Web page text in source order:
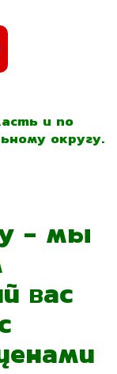
и по
округу.
- мы
вас